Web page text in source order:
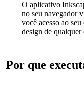
O aplicativo
no seu navegador
você acesso ao
design de
Por que